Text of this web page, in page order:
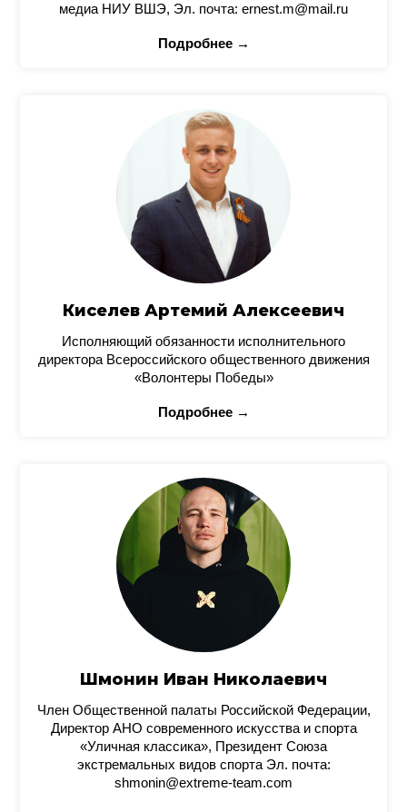
медиа НИУ ВШЭ, Эл. почта: ernest.m@mail.ru
Подробнее →
Киселев Артемий Алексеевич
Исполняющий обязанности исполнительного
директора Всероссийского общественного движения
«Волонтеры Победы»
Подробнее →
Шмонин Иван Николаевич
Член Общественной палаты Российской Федерации,
Директор АНО современного искусства и спорта
«Уличная классика», Президент Союза
экстремальных видов спорта Эл. почта:
shmonin@extreme-team.com